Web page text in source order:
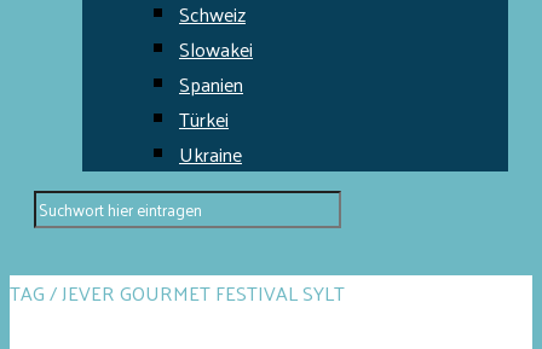
Schweiz
Slowakei
Spanien
Türkei
Ukraine
TAG / JEVER GOURMET FESTIVAL SYLT